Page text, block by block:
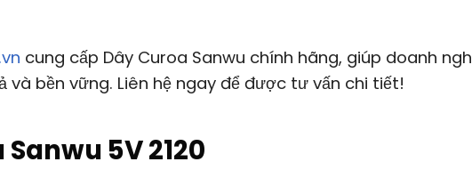
cung cấp Dây Curoa Sanwu chính hãng, giúp doanh
và bền vững. Liên hệ ngay để được tư vấn chi tiết!
5V 2120